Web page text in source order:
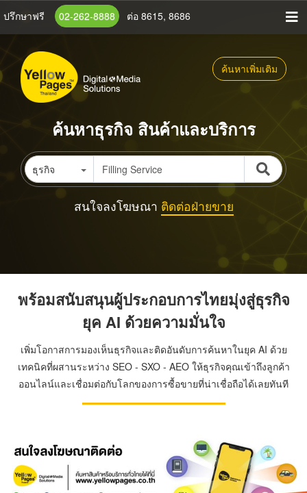
ข้าม
เนื้อหา
หลัก
ปรึกษาฟรี 02-262-8888 ต่อ 8615, 8686
ค้นหาเพิ่มเติม
ค้นหาธุรกิจ สินค้าและบริการ
ธุรกิจ
สนใจลงโฆษณา ติดต่อฝ่ายขาย
พร้อมสนับสนุนผู้ประกอบการไทยมุ่งสู่ธุรกิจ
ยุค AI ด้วยความมั่นใจ
เพิ่มโอกาสการมองเห็นธุรกิจและติดอันดับการค้นหาในยุค AI ด้วย
เทคนิคที่ผสานระหว่าง SEO - SXO - AEO ให้ธุรกิจคุณเข้าถึงลูกค้า
ออนไลน์และเชื่อมต่อกับโลกของการซื้อขายที่น่าเชื่อถือได้เลยทันที